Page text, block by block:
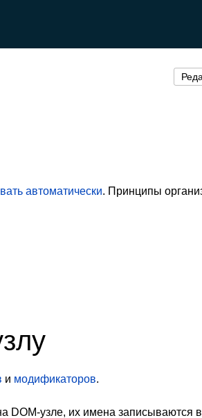
автоматически. Принципы
и модификаторов.
DOM-узле, их имена записываются